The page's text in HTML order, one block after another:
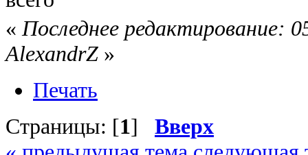
« Последнее редактирование:
AlexandrZ »
Печать
Страницы: [1] Вверх